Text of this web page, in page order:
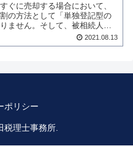
ぐに売却する場合において、
の方法として「単独登記型の
ません。そして、被相続人の
る場合には、節税のために
2021.08.13
ポリシー
理士事務所.